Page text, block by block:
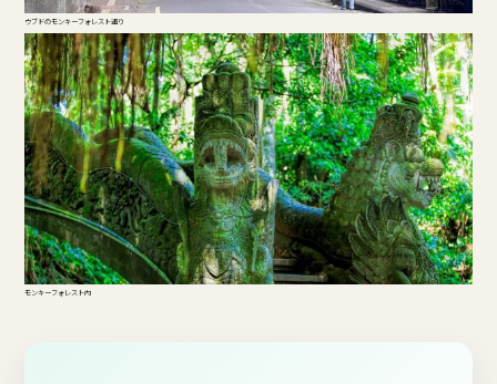
ウブドのモンキーフォレスト通り
モンキーフォレスト内